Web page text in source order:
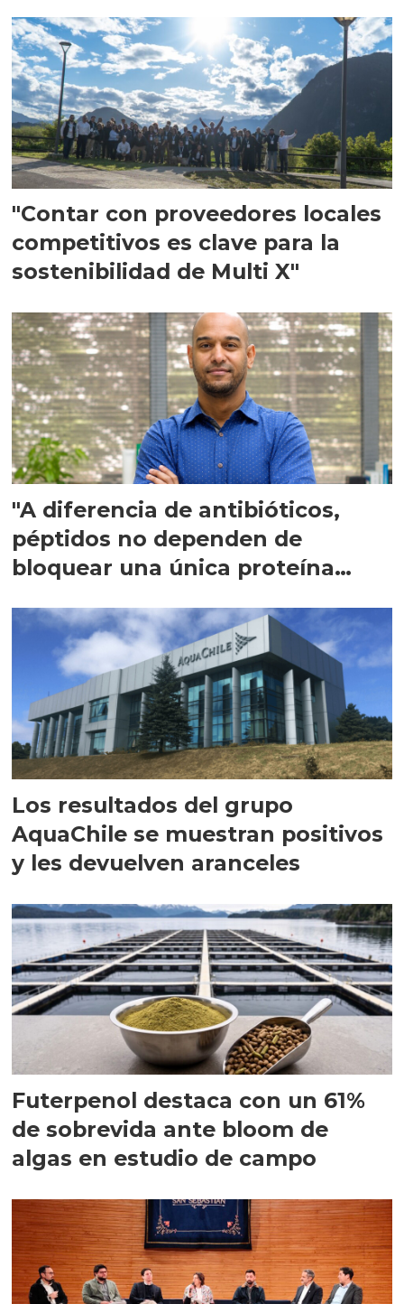
"Contar con proveedores locales
competitivos es clave para la
sostenibilidad de Multi X"
"A diferencia de antibióticos,
péptidos no dependen de
bloquear una única proteína
Los resultados del grupo
AquaChile se muestran positivos
y les devuelven aranceles
Futerpenol destaca con un 61%
de sobrevida ante bloom de
algas en estudio de campo